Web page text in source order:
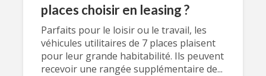
places choisir en leasing ?
Parfaits pour le loisir ou le travail, les
véhicules utilitaires de 7 places plaisent
pour leur grande habitabilité. Ils peuvent
recevoir une rangée supplémentaire de...